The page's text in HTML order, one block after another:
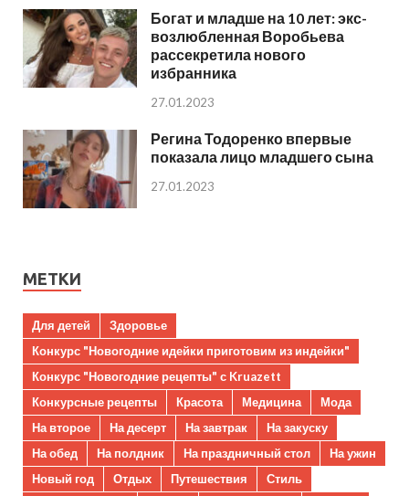
Богат и младше на 10 лет: экс-
возлюбленная Воробьева
рассекретила нового
избранника
27.01.2023
Регина Тодоренко впервые
показала лицо младшего сына
27.01.2023
МЕТКИ
Для детей
Здоровье
Конкурс "Новогодние идейки приготовим из индейки"
Конкурс "Новогодние рецепты" с Kruazett
Конкурсные рецепты
Красота Медицина
Мода
На второе
На десерт На завтрак
На закуску
На обед
На полдник На праздничный стол
На ужин
Новый год
Отдых Путешествия
Стиль